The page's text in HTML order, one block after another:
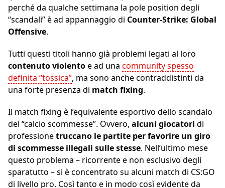
perché da qualche settimana la pole position degli
“scandali” è ad appannaggio di Counter-Strike: Global
Offensive.
Tutti questi titoli hanno già problemi legati al loro
contenuto violentoe ad una community spesso
definita “tossica”, ma sono anche contraddistinti da
una forte presenza di match fixing.
Il match fixing è l’equivalente esportivo dello scandalo
del “calcio scommesse”. Ovvero, alcuni giocatori di
professionetruccano le partite per favorire un giro
di scommesse illegali sulle stesse. Nell’ultimo mese
questo problema – ricorrente e non esclusivo degli
sparatutto – si è concentrato su alcuni match di CS:GO
di livello pro. Così tanto e in modo così evidente da